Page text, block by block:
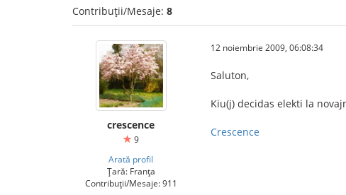
Contribuții/Mesaje: 8
crescence
9
Arată profil
Țară: Franța
Contribuții/Mesaje: 911
12 noiembrie 2009, 06:08:34
Saluton,
Kiu(j) decidas elekti la
Crescence